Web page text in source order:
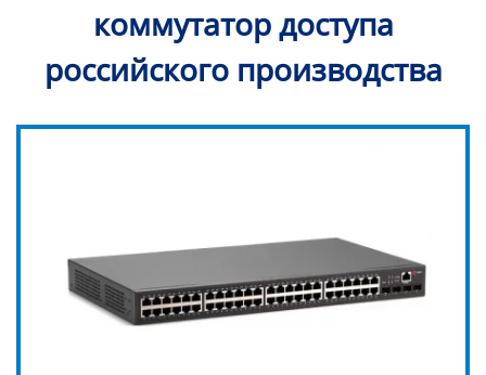
коммутатор доступа
российского производства